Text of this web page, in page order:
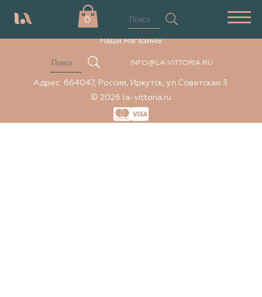
0
Элемент не найден
Наши магазины
INFO@LA-VITTORIA.RU
Адрес: 664047, Россия, Иркутск, ул.Советская 3.
© 2026 la-vittoria.ru